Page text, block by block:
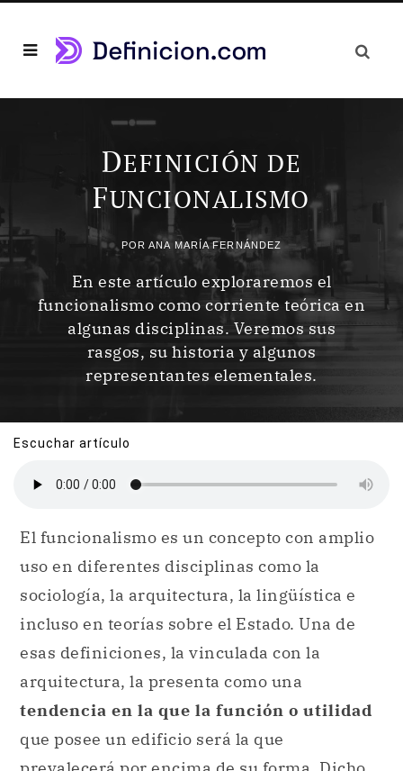
DEFINICIÓN DE
FUNCIONALISMO
PORANA MARÍA FERNÁNDEZ
En este artículo exploraremos el
funcionalismo como corriente teórica en
algunas disciplinas. Veremos sus
rasgos, su historia y algunos
representantes elementales.
Escuchar artículo
El funcionalismo es un concepto con amplio
uso en diferentes disciplinas como la
sociología, la arquitectura, la lingüística e
incluso en teorías sobre el Estado. Una de
esas definiciones, la vinculada con la
arquitectura, la presenta como una
tendencia en la que la función o utilidad
que posee un edificio será la que